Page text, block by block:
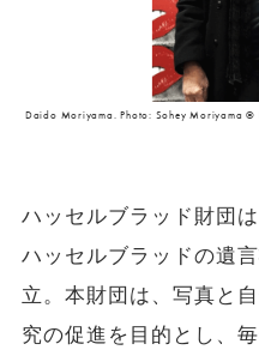
Daido Moriyama. Photo: Sohey Moriyama
ハッセルブラッド財団
ハッセルブラッドの遺
立。本財団は、写真と
究の促進を目的とし、